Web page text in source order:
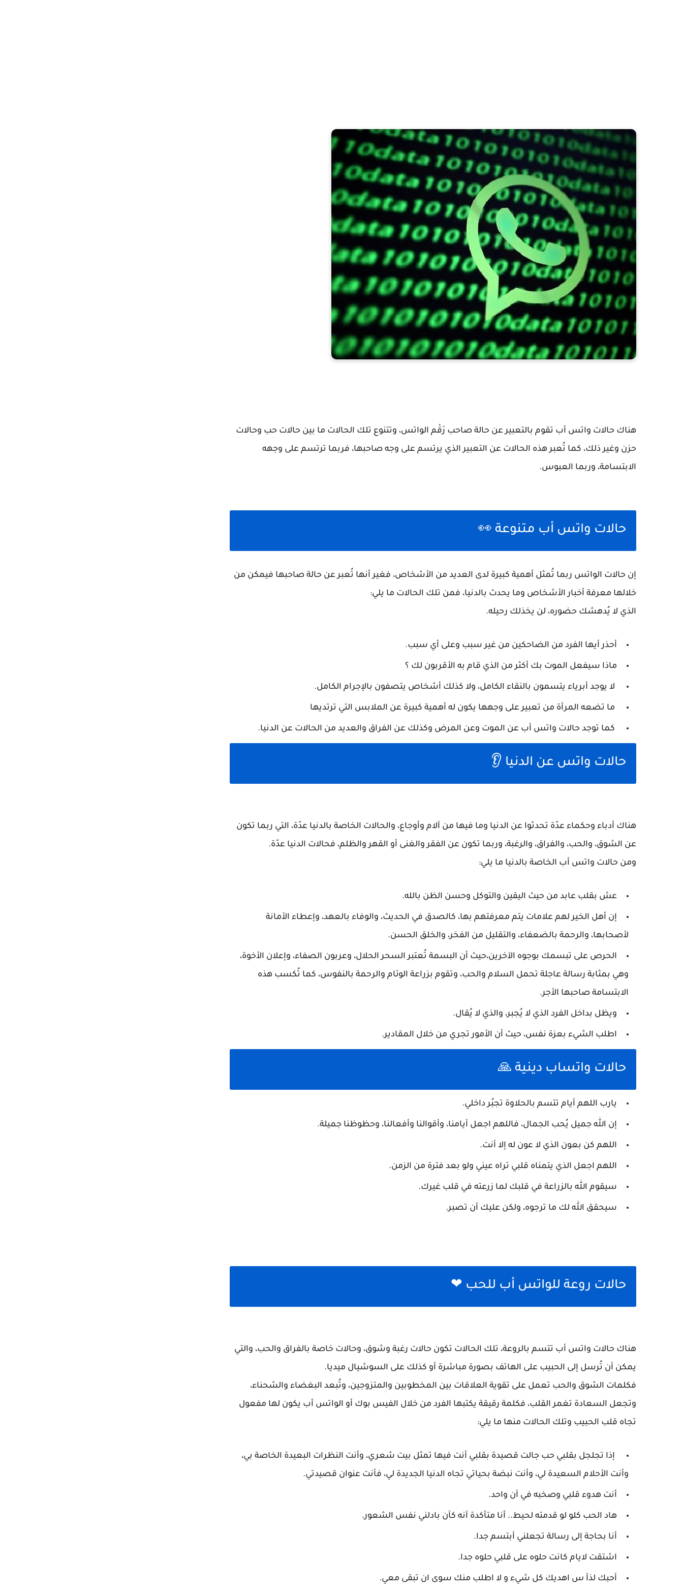
هناك حالات واتس أب تقوم بالتعبير عن حالة صاحب رَقْم الواتس، وتتنوع تلك الحالات ما بين حالات حب وحالات
حزن وغير ذلك، كما تُعبر هذه الحالات عن التعبير الذي يرتسم على وجه صاحبها، فربما ترتسم على وجهه
الابتسامة، وربما العبوس.
حالات واتس أب متنوعة 👀
إن حالات الواتس ربما تُمثل أهمية كبيرة لدى العديد من الأشخاص، فغير أنها تُعبر عن حالة صاحبها فيمكن من
خلالها معرفة أخبار الأشخاص وما يحدث بالدنيا، فمن تلك الحالات ما يلي:
الذي لا يُدهشك حضوره، لن يخذلك رحيله.
أحذر أيها الفرد من الضاحكين من غير سبب وعلى أي سبب.
ماذا سيفعل الموت بك أكثر من الذي قام به الأقربون لك ؟
لا يوجد أبرياء يتسمون بالنقاء الكامل، ولا كذلك أشخاص يتصفون بالإجرام الكامل.
ما تضعه المرأة من تعبير على وجهها يكون له أهمية كبيرة عن الملابس التي ترتديها
كما توجد حالات واتس أب عن الموت وعن المرض وكذلك عن الفراق والعديد من الحالات عن الدنيا.
حالات واتس عن الدنيا 👂
هناك أدباء وحكماء عدّة تحدثوا عن الدنيا وما فيها من آلام وأوجاع، والحالات الخاصة بالدنيا عدّة، التي ربما تكون
عن الشوق، والحب، والفراق، والرغبة، وربما تكون عن الفقر والغنى أو القهر والظلم، فحالات الدنيا عدّة.
ومن حالات واتس أب الخاصة بالدنيا ما يلي:
عش بقلب عابد من حيث اليقين والتوكل وحسن الظن بالله.
إن أهل الخير لهم علامات يتم معرفتهم بها، كالصدق في الحديث، والوفاء بالعهد، وإعطاء الأمانة
لأصحابها، والرحمة بالضعفاء، والتقليل من الفخر، والخلق الحسن.
الحرص على تبسمك بوجوه الآخرين،حيث أن البسمة تُعتبر السحر الحلال، وعربون الصفاء، وإعلان الأخوة،
وهي بمثابة رسالة عاجلة تحمل السلام والحب، وتقوم بزراعة الوئام والرحمة بالنفوس، كما تُكسب هذه
الابتسامة صاحبها الأجر.
ويظل بداخل الفرد الذي لا يُجبر، والذي لا يُقال.
اطلب الشيء بعزة نفس، حيث أن الأمور تجري من خلال المقادير.
حالات واتساب دينية 🙏
يارب اللهم أيام تتسم بالحلاوة تجبُر داخلي.
إن الله جميل يُحب الجمال، فاللهم اجعل أيامنا، وأقوالنا وأفعالنا، وحظوظنا جميلة.
اللهم كن بعون الذي لا عون له إلا أنت.
اللهم اجعل الذي يتمناه قلبي تراه عيني ولو بعد فترة من الزمن.
سيقوم الله بالزراعة في قلبك لما زرعته في قلب غيرك.
سيحقق الله لك ما ترجوه، ولكن عليك أن تصبر.
حالات روعة للواتس أب للحب ❤
هناك حالات واتس أب تتسم بالروعة، تلك الحالات تكون حالات رغبة وشوق، وحالات خاصة بالفراق والحب، والتي
يمكن أن تُرسل إلى الحبيب على الهاتف بصورة مباشرة أو كذلك على السوشيال ميديا.
فكلمات الشوق والحب تعمل على تقوية العلاقات بين المخطوبين والمتزوجين، وتُبعد البغضاء والشحناء،
وتجعل السعادة تغمر القلب، فكلمة رقيقة يكتبها الفرد من خلال الفيس بوك أو الواتس أب يكون لها مفعول
تجاه قلب الحبيب وتلك الحالات منها ما يلي:
إذا تجلجل بقلبي حب جالت قصيدة بقلبي أنت فيها تمثل بيت شعري، وأنت النظرات البعيدة الخاصة بي،
وأنت الأحلام السعيدة لي، وأنت نبضة بحياتي تجاه الدنيا الجديدة لي، فأنت عنوان قصيدتي.
أنت هدوء قلبي وصخبه في آن واحد.
هاد الحب كلو لو قدمته لحيط.. أنا متأكدة آنه كآن بادلني نفس الشعور.
أنا بحاجة إلى رسالة تجعلني أبتسم جدا.
اشتقت لايام كانت حلوه على قلبي حلوه جدا.
أحبك لذآ س اهديك كل شيء و لا اطلب منك سوى ان تبقى معي.